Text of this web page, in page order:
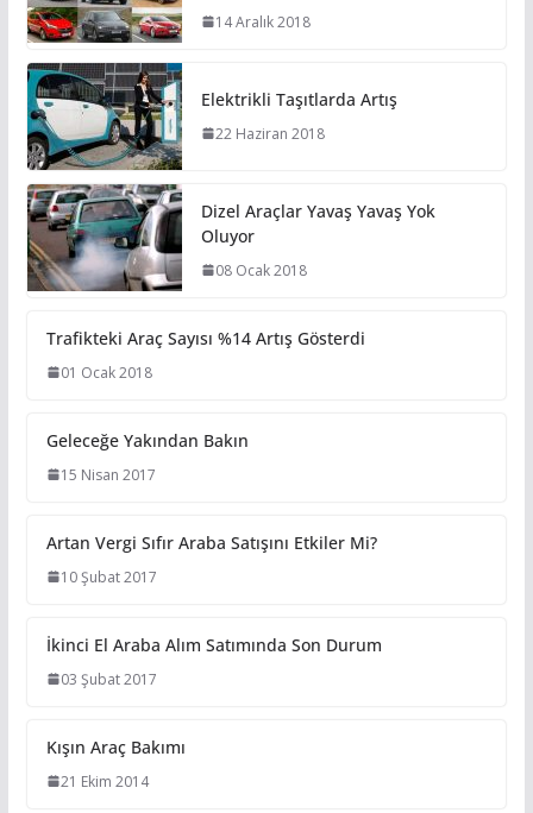
14 Aralık 2018
Elektrikli Taşıtlarda Artış
22 Haziran 2018
Dizel Araçlar Yavaş Yavaş Yok
Oluyor
08 Ocak 2018
Trafikteki Araç Sayısı %14 Artış Gösterdi
01 Ocak 2018
Geleceğe Yakından Bakın
15 Nisan 2017
Artan Vergi Sıfır Araba Satışını Etkiler Mi?
10 Şubat 2017
İkinci El Araba Alım Satımında Son Durum
03 Şubat 2017
Kışın Araç Bakımı
21 Ekim 2014